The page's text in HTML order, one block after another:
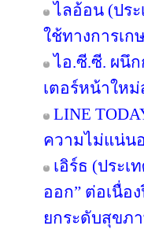
ไลอ้อน (ปร
ใช้ทางการเก
ไอ.ซี.ซี. ผนึ
เตอร์หน้าให
LINE
ความไม่แน่น
เอิร์ธ (ประเ
ออก” ต่อเนื่อ
ยกระดับสุขภ